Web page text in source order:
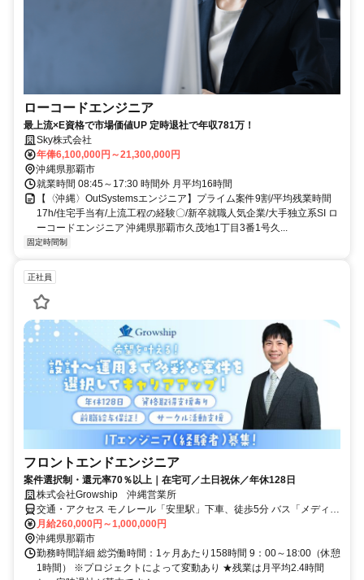
ローコードエンジニア
最上流×E資格で市場価値UP 定時退社で年収781万！
Sky株式会社
年俸6,100,000円～21,300,000円
沖縄県那覇市
就業時間 08:45～17:30 時間外 月平均16時間
【〈沖縄〉OutSystemsエンジニア】プライム案件9割/平均残業時間
17h/住宅手当有/上流工程の経験〇/新卒就職人気企業/大手独立系SI ロ
ーコードエンジニア 沖縄県那覇市久茂地1丁目3番1号久...
固定時間制
正社員
フロントエンドエンジニア
案件選択制・還元率70％以上｜在宅可／土日祝休／年休128日
株式会社Growship 沖縄営業所
交通・アクセス モノレール「安里駅」下車、徒歩5分 バス「メディカ
ルプラザ大道中央」下車、徒歩30秒
月給260,000円～1,000,000円
沖縄県那覇市
勤務時間詳細 総労働時間：1ヶ月あたり158時間 9：00～18:00（休憩
1時間） ※プロジェクトによって変動あり ★残業は月平均2.4時間